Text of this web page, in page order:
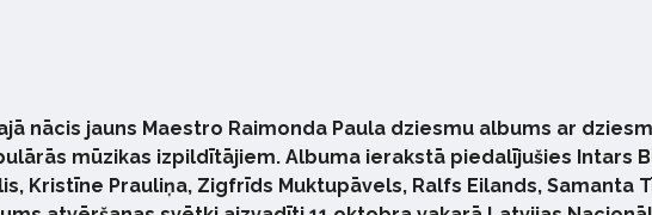
nācis jauns Maestro Raimonda Paula dziesmu albums ar
mūzikas izpildītājiem. Albuma ierakstā piedalījušies Intars
Kristīne Prauliņa, Zigfrīds Muktupāvels, Ralfs Eilands, Samanta